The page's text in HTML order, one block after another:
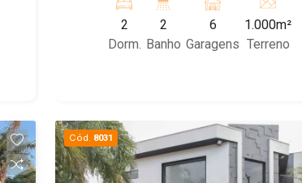
planejados, dispensa, 01 banheiro
social, 02 dormitórios sendo 01 com
suíte e closet, churrasqueira, fogão a
planeiado, e lavanderia com planejados
e 01 quarto de despejo
2
Dorm.
2
Banho
6
Garagens
1.000m²
Terreno
Cód. 8031